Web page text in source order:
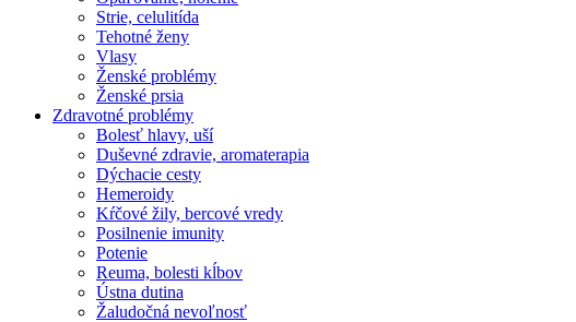
Strie, celulitída
Tehotné ženy
Vlasy
Ženské problémy
Ženské prsia
Zdravotné problémy
Bolesť hlavy, uší
Duševné zdravie, aromaterapia
Dýchacie cesty
Hemeroidy
Kŕčové žily, bercové vredy
Posilnenie imunity
Potenie
Reuma, bolesti kĺbov
Ústna dutina
Žaludočná nevoľnosť